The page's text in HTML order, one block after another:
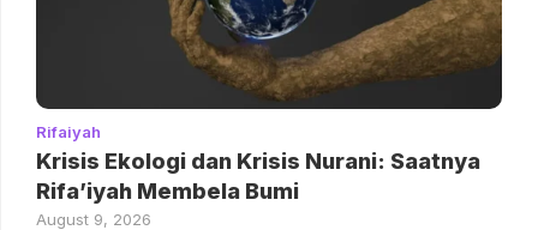
Rifaiyah
Krisis Ekologi dan Krisis Nurani: Saatnya
Rifa’iyah Membela Bumi
August 9, 2026